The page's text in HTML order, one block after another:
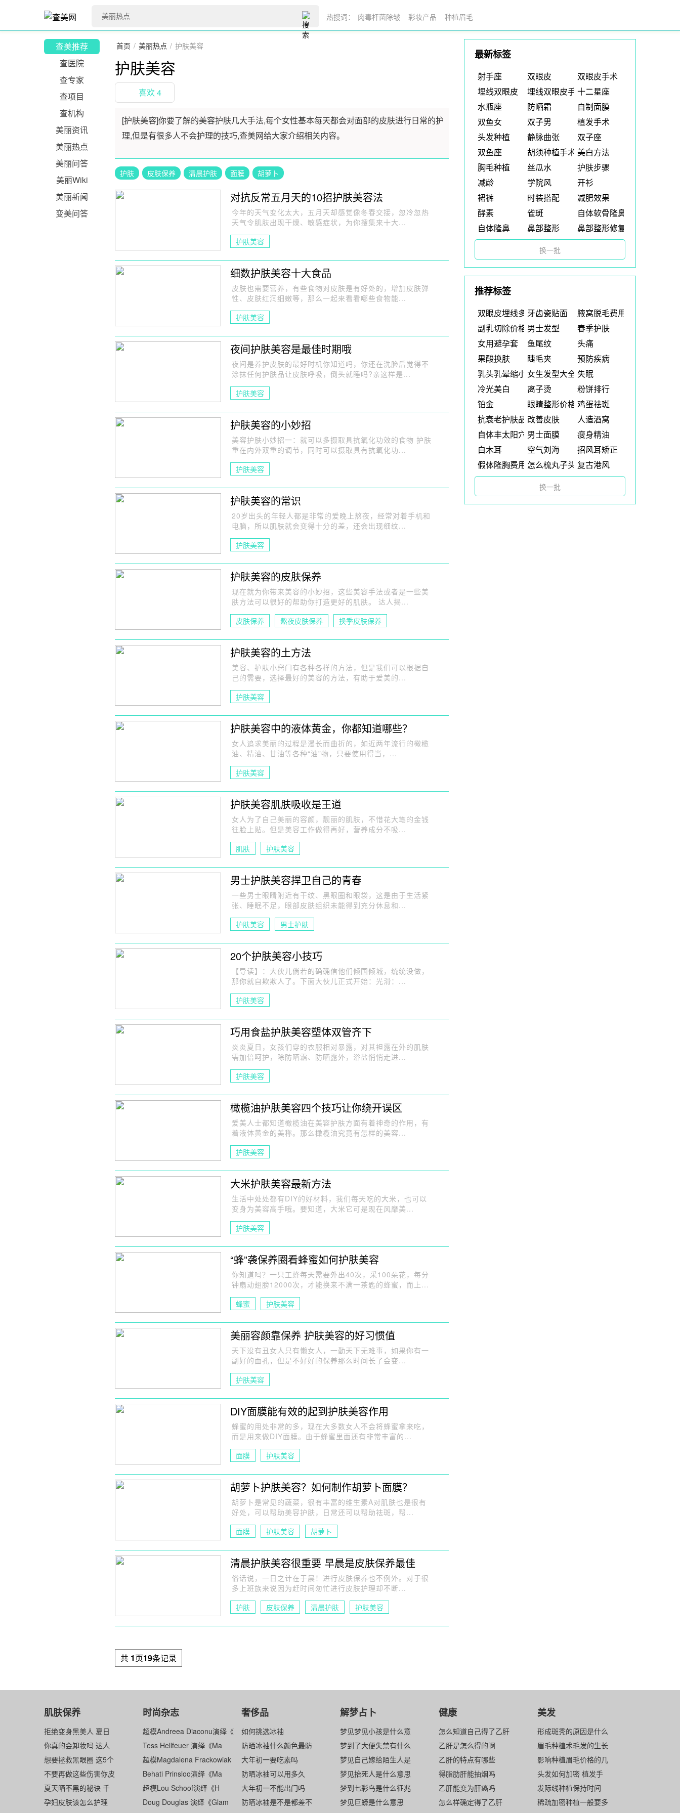
热搜词： 肉毒杆菌除皱 彩妆产品 种植眉毛
查美推荐
查医院
查专家
查项目
查机构
美丽资讯
美丽热点
美丽问答
美丽Wiki
美丽新闻
变美问答
首页 / 美丽热点 / 护肤美容
护肤美容
喜欢 4
[护肤美容]你要了解的美容护肤几大手法,每个女性基本每天都会对面部的皮肤进行日常的护
理,但是有很多人不会护理的技巧,查美网给大家介绍相关内容。
护肤 皮肤保养 清晨护肤 面膜 胡萝卜
对抗反常五月天的10招护肤美容法
今年的天气变化太大，五月天却感觉像冬春交接，忽冷忽热
天气令肌肤出现干燥、敏感症状，为你搜集来十大...
护肤美容
细数护肤美容十大食品
皮肤也需要营养，有些食物对皮肤是有好处的，增加皮肤弹
性、皮肤红润细嫩等，那么一起来看看哪些食物能...
护肤美容
夜间护肤美容是最佳时期哦
夜间是养护皮肤的最好时机你知道吗，你还在洗脸后觉得不
涂抹任何护肤品让皮肤呼吸，倒头就睡吗?亲这样是...
护肤美容
护肤美容的小妙招
美容护肤小妙招一：就可以多摄取具抗氧化功效的食物 护肤
重在内外双重的调节，同时可以摄取具有抗氧化功...
护肤美容
护肤美容的常识
20岁出头的年轻人都是非常的爱晚上熬夜，经常对着手机和
电脑，所以肌肤就会变得十分的差，还会出现细纹...
护肤美容
护肤美容的皮肤保养
现在就为你带来美容的小妙招，这些美容手法或者是一些美
肤方法可以很好的帮助你打造更好的肌肤。 达人揭...
皮肤保养
熬夜皮肤保养
换季皮肤保养
护肤美容的土方法
美容、护肤小窍门有各种各样的方法，但是我们可以根据自
己的需要，选择最好的美容的方法，有助于爱美的...
护肤美容
护肤美容中的液体黄金，你都知道哪些？
女人追求美丽的过程是漫长而曲折的，如近两年流行的橄榄
油、精油、甘油等各种“油”物，只要使用得当，...
护肤美容
护肤美容肌肤吸收是王道
女人为了自己美丽的容颜，靓丽的肌肤，不惜花大笔的金钱
往脸上贴。但是美容工作做得再好，营养成分不吸...
肌肤
护肤美容
男士护肤美容捍卫自己的青春
一些男士眼睛附近有干纹、黑眼圈和眼袋，这是由于生活紧
张、睡眠不足，眼部皮肤组织未能得到充分休息和...
护肤美容
男士护肤
20个护肤美容小技巧
【导读】：大伙儿倘若的确确信他们倾国倾城，统统没做，
那你就自欺欺人了。下面大伙儿正式开始：光滑：...
护肤美容
巧用食盐护肤美容塑体双管齐下
炎炎夏日，女孩们穿的衣服相对暴露，对其袒露在外的肌肤
需加倍呵护，除防晒霜、防晒露外，浴盐悄悄走进...
护肤美容
橄榄油护肤美容四个技巧让你绕开误区
爱美人士都知道橄榄油在美容护肤方面有着神奇的作用，有
着液体黄金的美称。那么橄榄油究竟有怎样的美容...
护肤美容
大米护肤美容最新方法
生活中处处都有DIY的好材料，我们每天吃的大米，也可以
变身为美容高手哦。要知道，大米它可是现在风靡美...
护肤美容
“蜂”袭保养圈看蜂蜜如何护肤美容
你知道吗？一只工蜂每天需要外出40次，采100朵花，每分
钟扇动翅膀12000次，才能换来不满一茶匙的蜂蜜，而上...
蜂蜜
护肤美容
美丽容颜靠保养 护肤美容的好习惯值
天下没有丑女人只有懒女人，一勤天下无难事，如果你有一
副好的面孔，但是不好好的保养那么时间长了会变...
护肤美容
DIY面膜能有效的起到护肤美容作用
蜂蜜的用处非常的多，现在大多数女人不会将蜂蜜拿来吃，
而是用来做DIY面膜。由于蜂蜜里面还有非常丰富的...
面膜
护肤美容
胡萝卜护肤美容？如何制作胡萝卜面膜？
胡萝卜是常见的蔬菜，很有丰富的维生素A对肌肤也是很有
好处，可以帮助美容护肤，日常还可以帮助祛斑，帮...
面膜
护肤美容 胡萝卜
清晨护肤美容很重要 早晨是皮肤保养最佳
俗话说，一日之计在于晨！进行皮肤保养也不例外。对于很
多上班族来说因为赶时间匆忙进行皮肤护理却不断...
护肤
皮肤保养 清晨护肤 护肤美容
共 1页19条记录
最新标签
射手座 双眼皮
双眼皮手术
埋线双眼皮
埋线双眼皮手术十二星座
水瓶座
防晒霜
自制面膜
双鱼女
双子男
植发手术
头发种植
静脉曲张
双子座
双鱼座
胡须种植手术 美白方法
胸毛种植
丝瓜水
护肤步骤
减龄
学院风
开衫
裙裤
时装搭配
减肥效果
酵素
雀斑
自体软骨隆鼻
自体隆鼻
鼻部整形 鼻部整形修复
换一批
推荐标签
双眼皮埋线多少钱牙齿瓷贴面
腋窝脱毛费用
副乳切除价格 男士发型
春季护肤
女用避孕套
鱼尾纹
头痛
果酸换肤
睫毛夹
预防疾病
乳头乳晕缩小术女生发型大全 失眠
冷光美白
离子烫
粉饼排行
铂金
眼睛整形价格 鸡蛋祛斑
抗衰老护肤品 改善皮肤
人造酒窝
自体丰太阳穴 男士面膜
瘦身精油
白木耳
空气刘海
招风耳矫正
假体隆胸费用 怎么梳丸子头 复古港风
换一批
肌肤保养
拒绝变身黑美人 夏日
你真的会卸妆吗 达人
想要拯救黑眼圈 这5个
不要再做这些伤害你皮
夏天晒不黑的秘诀 千
孕妇皮肤该怎么护理
时尚杂志
超模Andreea Diaconu演绎《
Tess Hellfeuer 演绎《Ma
超模Magdalena Frackowiak
Behati Prinsloo演绎《Ma
超模Lou Schoof演绎《H
Doug Douglas 演绎《Glam
奢侈品
如何挑选冰袖
防晒冰袖什么颜色最防
大年初一要吃素吗
防晒冰袖可以用多久
大年初一不能出门吗
防晒冰袖是不是都差不
解梦占卜
梦见梦见小孩是什么意
梦到了大便失禁有什么
梦见自己嫁给陌生人是
梦见抬死人是什么意思
梦到七彩鸟是什么征兆
梦见巨蟒是什么意思
健康
怎么知道自己得了乙肝
乙肝是怎么得的啊
乙肝的特点有哪些
得脂肪肝能抽烟吗
乙肝能变为肝癌吗
怎么样确定得了乙肝
美发
形成斑秃的原因是什么
眉毛种植术毛发的生长
影响种植眉毛价格的几
头发如何加密 植发手
发际线种植保持时间
稀疏加密种植一般要多